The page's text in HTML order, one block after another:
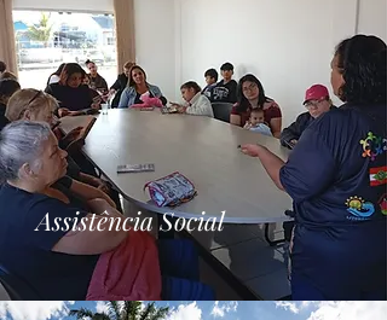
Assistência Social